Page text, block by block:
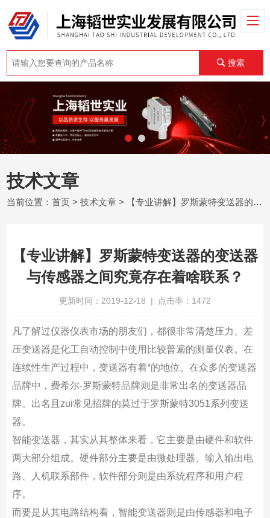
搜索
技术文章
当前位置：首页 >技术文章 > 【专业讲解】罗斯蒙特变送器的变送器与传感器之间究竟存在着啥联系？
【专业讲解】罗斯蒙特变送器的变送器
与传感器之间究竟存在着啥联系？
更新时间：2019-12-18 | 点击率：1472
凡了解过仪器仪表市场的朋友们，都很非常清楚压力、差
压变送器是化工自动控制中使用比较普遍的测量仪表。在
连续性生产过程中，变送器有着*的地位。在众多的变送器
品牌中，费希尔-罗斯蒙特品牌则是非常出名的变送器品
牌。出名且zui常见招牌的莫过于罗斯蒙特3051系列变送
器。
智能变送器，其实从其整体来看，它主要是由硬件和软件
两大部分组成。硬件部分主要是由微处理器、输入输出电
路、人机联系部件，软件部分则是由系统程序和用户程
序。
而要是从其电路结构看，智能变送器则是由传感器和电子